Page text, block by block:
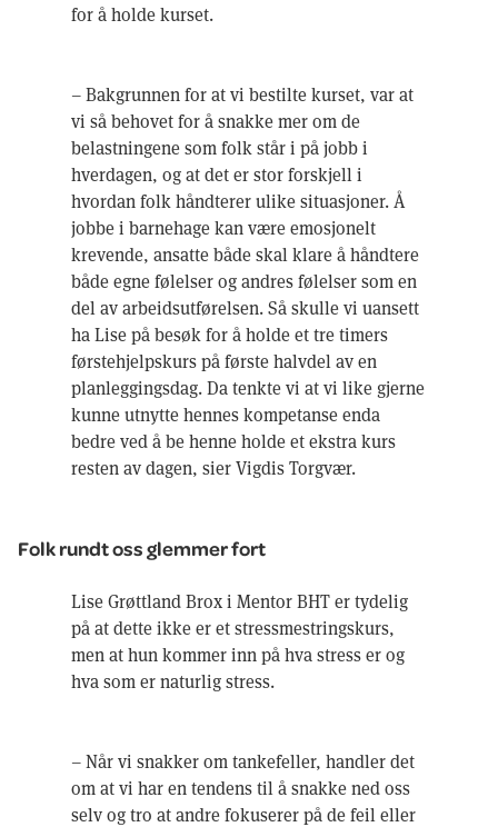
for å holde kurset.
– Bakgrunnen for at vi bestilte kurset, var at
vi så behovet for å snakke mer om de
belastningene som folk står i på jobb i
hverdagen, og at det er stor forskjell i
hvordan folk håndterer ulike situasjoner. Å
jobbe i barnehage kan være emosjonelt
krevende, ansatte både skal klare å håndtere
både egne følelser og andres følelser som en
del av arbeidsutførelsen. Så skulle vi uansett
ha Lise på besøk for å holde et tre timers
førstehjelpskurs på første halvdel av en
planleggingsdag. Da tenkte vi at vi like gjerne
kunne utnytte hennes kompetanse enda
bedre ved å be henne holde et ekstra kurs
resten av dagen, sier Vigdis Torgvær.
Folk rundt oss glemmer fort
Lise Grøttland Brox i Mentor BHT er tydelig
på at dette ikke er et stressmestringskurs,
men at hun kommer inn på hva stress er og
hva som er naturlig stress.
– Når vi snakker om tankefeller, handler det
om at vi har en tendens til å snakke ned oss
selv og tro at andre fokuserer på de feil eller